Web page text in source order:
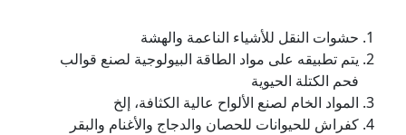
حشوات النقل للأشياء الناعمة والهشة
يتم تطبيقه على مواد الطاقة البيولوجية لصنع قوالب
فحم الكتلة الحيوية
المواد الخام لصنع الألواح عالية الكثافة، إلخ
كفراش للحيوانات للحصان والدجاج والأغنام والبقر